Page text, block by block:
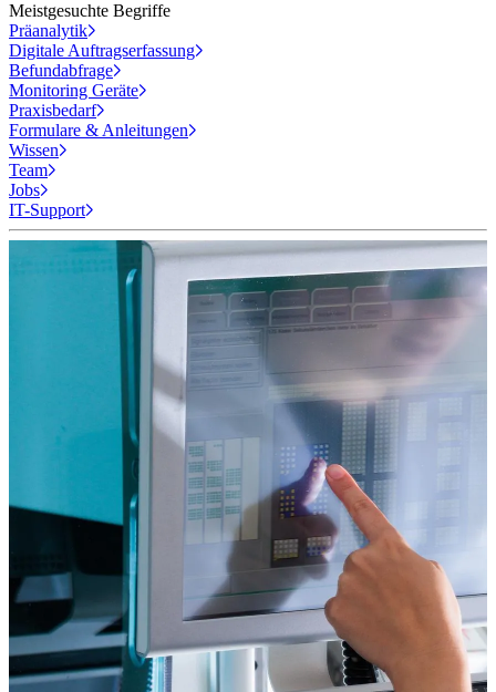
Meistgesuchte Begriffe
Präanalytik
Digitale Auftragserfassung
Befundabfrage
Monitoring Geräte
Praxisbedarf
Formulare & Anleitungen
Wissen
Team
Jobs
IT-Support